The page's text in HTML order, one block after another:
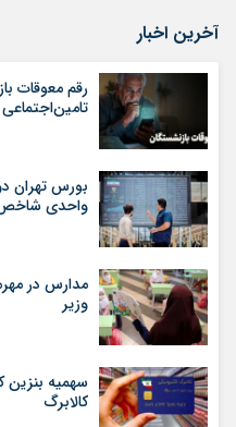
آخرین اخبار
رقم معوقات
تامین‌اجتماعی
واحدی
مدارس در
وزیر
سهمیه بنزین
کالابرگ